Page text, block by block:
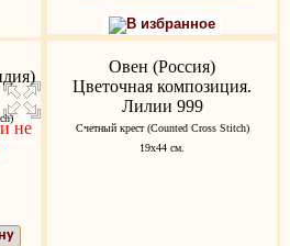
не
В избранное
Овен (Россия)
Цветочная композиция.
Лилии 999
Счетный крест (Counted Cross Stitch)
19х44 см.